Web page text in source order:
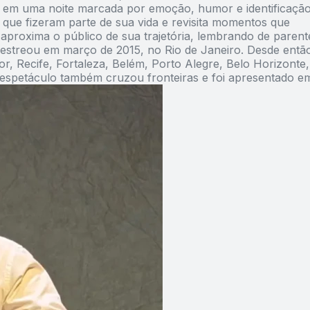
uma noite marcada por emoção, humor e
fizeram parte de sua vida e revisita momentos que
o público de sua trajetória, lembrando de
em março de 2015, no Rio de Janeiro. Desde
Recife, Fortaleza, Belém, Porto Alegre, Belo Horizonte,
também cruzou fronteiras e foi apresentado